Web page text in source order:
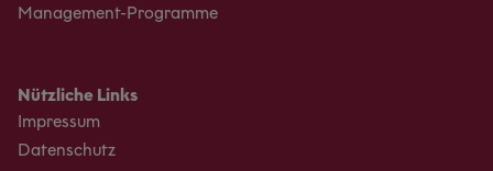
Management-Programme
Nützliche Links
Impressum
Datenschutz